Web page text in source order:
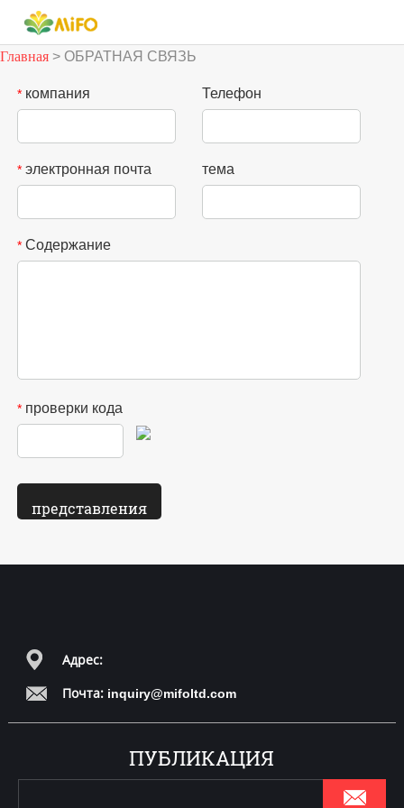
Главная > ОБРАТНАЯ СВЯЗЬ
*компания Телефон
*электронная почта тема
*Содержание
*проверки кода
Адрес:
Почта: inquiry@mifoltd.com
ПУБЛИКАЦИЯ